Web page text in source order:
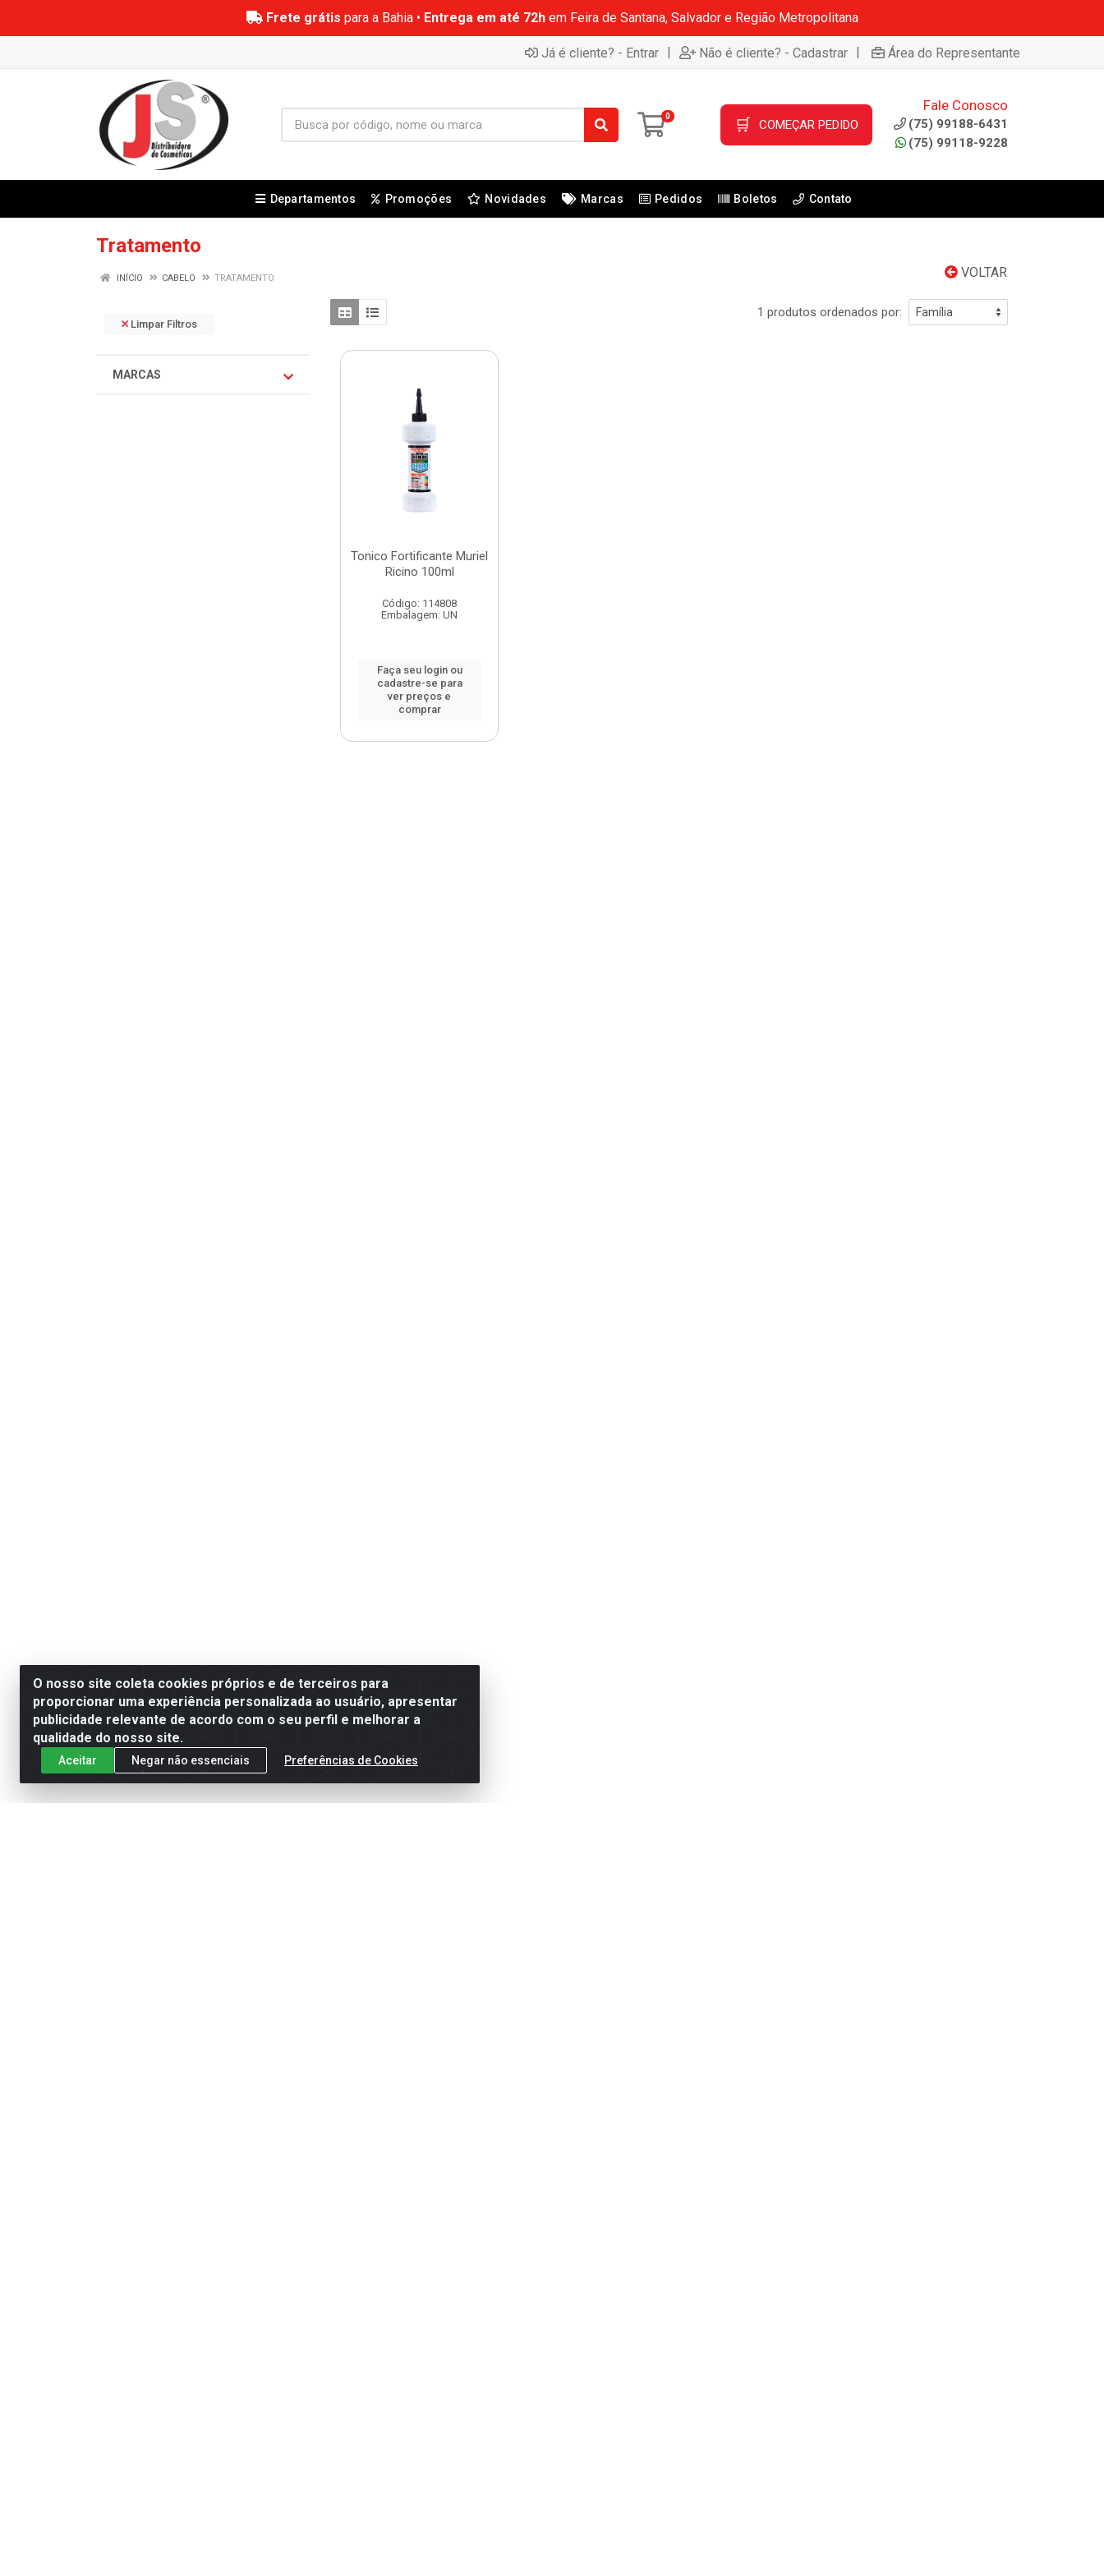
Frete grátis para a Bahia • Entrega em até 72hem Feira de Santana, Salvador e Região Metropolitana
Já é cliente? - Entrar | Não é cliente? - Cadastrar | Área do Representante
0 🛒 COMEÇAR PEDIDO
Fale Conosco
(75) 99188-6431
(75) 99118-9228
Departamentos Promoções Novidades Marcas Pedidos Boletos Contato
Tratamento
VOLTAR
INÍCIO CABELO TRATAMENTO
Limpar Filtros
MARCAS
1 produtos ordenados por:
Tonico Fortificante Muriel
Ricino 100ml
Código: 114808
Embalagem: UN
Faça seu login ou
cadastre-se para
ver preços e
comprar
O nosso site coleta cookies próprios e de terceiros para
proporcionar uma experiência personalizada ao usuário, apresentar
publicidade relevante de acordo com o seu perfil e melhorar a
qualidade do nosso site.
Aceitar Negar não essenciais Preferências de Cookies